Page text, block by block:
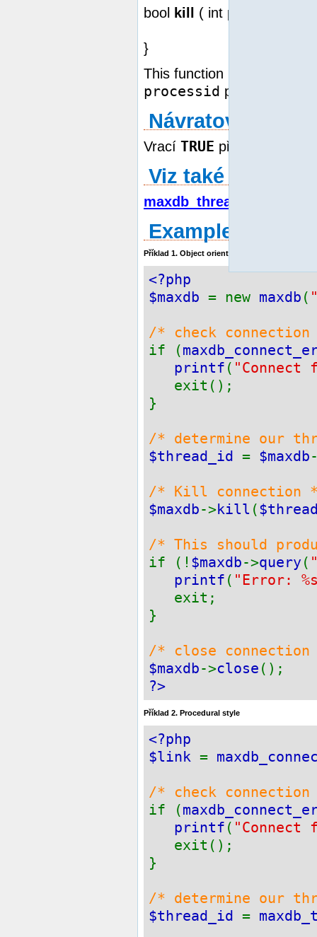
bool kill ( int processid )
}
This function is used to
processid parameter.
Návratové
Vrací TRUE při úspěchu,
Viz také
maxdb_thread_id()
Example
Příklad 1. Object oriented style
<?php
$maxdb = new maxdb (
/* check
if (
printf ( "Connect
exit();
}
/* determine our
$thread_id = $maxdb
/* Kill connection
$maxdb->kill (
/* This should
if (! $maxdb->query (
printf ( "Error:
exit;
}
/* close
$maxdb->close ();
?>
Příklad 2. Procedural style
<?php
$link =
/* check
if (
printf ( "Connect
exit();
}
/* determine our
$thread_id =